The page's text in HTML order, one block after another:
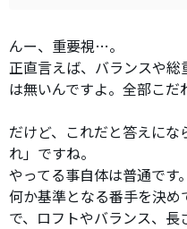
んー、重要視…。
正直言えば、バランスや
は無いんですよ。全部こだ
だけど、これだと答えに
れ」ですね。
やってる事自体は普通です。
何か基準となる番手を決
で、ロフトやバランス、長